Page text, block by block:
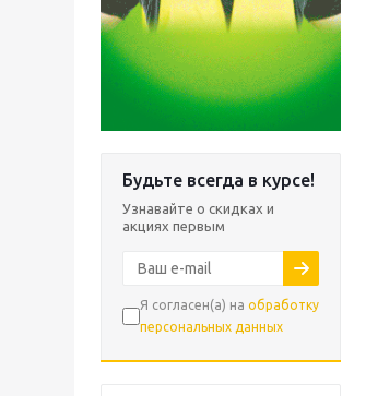
Будьте всегда в курсе!
Узнавайте о скидках и
акциях первым
Я согласен(а) на обработку
персональных данных